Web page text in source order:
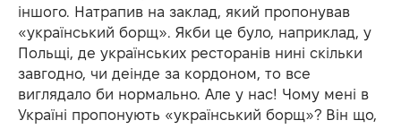
іншого. Натрапив на заклад, який пропонував
«український борщ». Якби це було, наприклад, у
Польщі, де українських ресторанів нині скільки
завгодно, чи деінде за кордоном, то все
виглядало би нормально. Але у нас! Чому мені в
Україні пропонують «український борщ»? Він що,